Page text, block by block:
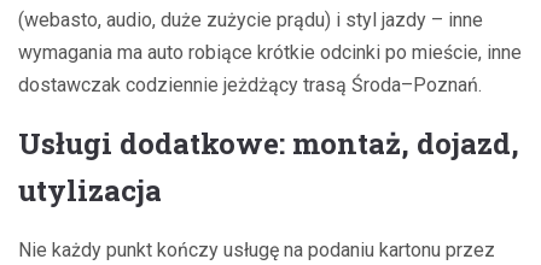
(webasto, audio, duże zużycie prądu) i styl jazdy – inne
wymagania ma auto robiące krótkie odcinki po mieście, inne
dostawczak codziennie jeżdżący trasą Środa–Poznań.
Usługi dodatkowe: montaż, dojazd,
utylizacja
Nie każdy punkt kończy usługę na podaniu kartonu przez